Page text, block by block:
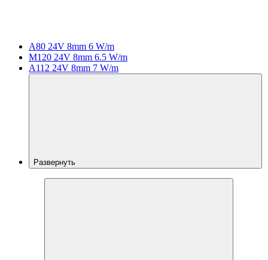
A80 24V 8mm 6 W/m
M120 24V 8mm 6.5 W/m
A112 24V 8mm 7 W/m
Развернуть